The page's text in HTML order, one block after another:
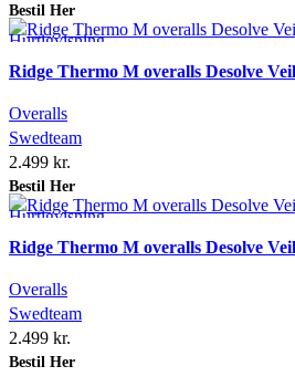
Bestil Her
Hurtigvisning
Tilføj ønskeliste
Ridge Thermo M overalls Desolve
Overalls
Swedteam
2.499 kr.
Bestil Her
Hurtigvisning
Tilføj ønskeliste
Ridge Thermo M overalls Desolve
Overalls
Swedteam
2.499 kr.
Bestil Her